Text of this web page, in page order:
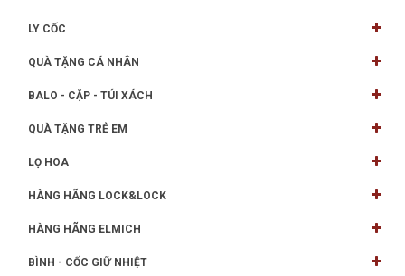
LY CỐC
QUÀ TẶNG CÁ NHÂN
BALO - CẶP - TÚI XÁCH
QUÀ TẶNG TRẺ EM
LỌ HOA
HÀNG HÃNG LOCK&LOCK
HÀNG HÃNG ELMICH
BÌNH - CỐC GIỮ NHIỆT